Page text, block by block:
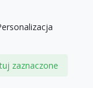
- element
zaznaczone